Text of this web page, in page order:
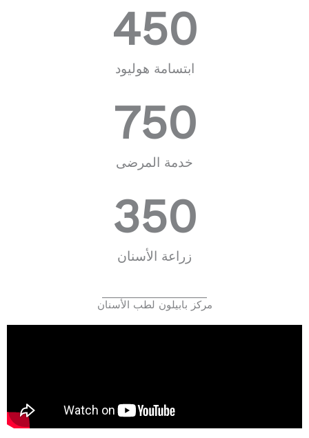
ابتسامة هوليود
450
خدمة المرضى
750
زراعة الأسنان
350
مركز بابيلون لطب الأسنان